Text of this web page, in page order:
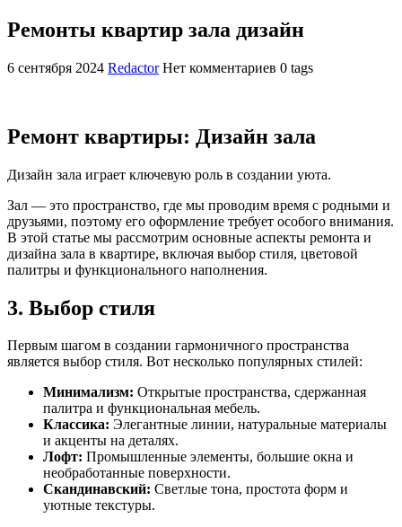
Ремонты квартир зала дизайн
6 сентября 2024 Redactor Нет комментариев 0 tags
Ремонт квартиры: Дизайн зала
Дизайн зала играет ключевую роль в создании уюта.
Зал — это пространство, где мы проводим время с родными и
друзьями, поэтому его оформление требует особого внимания.
В этой статье мы рассмотрим основные аспекты ремонта и
дизайна зала в квартире, включая выбор стиля, цветовой
палитры и функционального наполнения.
3. Выбор стиля
Первым шагом в создании гармоничного пространства
является выбор стиля. Вот несколько популярных стилей:
Минимализм: Открытые пространства, сдержанная
палитра и функциональная мебель.
Классика: Элегантные линии, натуральные материалы
и акценты на деталях.
Лофт: Промышленные элементы, большие окна и
необработанные поверхности.
Скандинавский: Светлые тона, простота форм и
уютные текстуры.